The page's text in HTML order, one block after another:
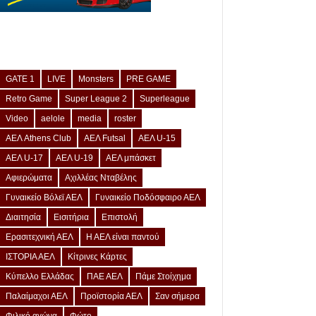
GATE 1 LIVE Monsters
PRE GAME
Retro Game
Super League 2
Superleague
Video
aelole media
roster
ΑΕΛ Athens Club
ΑΕΛ Futsal
ΑΕΛ U-15
ΑΕΛ U-17
ΑΕΛ U-19
ΑΕΛ μπάσκετ
Αφιερώματα
Αχιλλέας Νταβέλης
Γυναικείο Βόλεϊ ΑΕΛ
Γυναικείο Ποδόσφαιρο ΑΕΛ
Διαιτησία
Εισιτήρια
Επιστολή
Ερασιτεχνική ΑΕΛ
Η ΑΕΛ είναι παντού
ΙΣΤΟΡΙΑ ΑΕΛ
Κίτρινες Κάρτες
Κύπελλο Ελλάδας
ΠΑΕ ΑΕΛ
Πάμε Στοίχημα
Παλαίμαχοι ΑΕΛ
Προϊστορία ΑΕΛ
Σαν σήμερα